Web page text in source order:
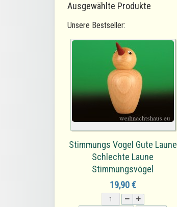
Ausgewählte Produkte
Unsere Bestseller:
Stimmungs Vogel Gute Laune
Schlechte Laune
Stimmungsvögel
19,90 €